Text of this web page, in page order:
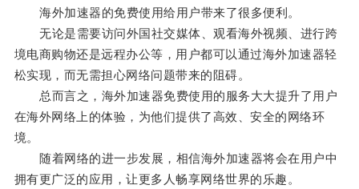
海外加速器的免费使用给用户带来了很多便利。
无论是需要访问外国社交媒体、观看海外视频、进行跨
境电商购物还是远程办公等，用户都可以通过海外加速器轻
松实现，而无需担心网络问题带来的阻碍。
总而言之，海外加速器免费使用的服务大大提升了用户
在海外网络上的体验，为他们提供了高效、安全的网络环
境。
随着网络的进一步发展，相信海外加速器将会在用户中
拥有更广泛的应用，让更多人畅享网络世界的乐趣。